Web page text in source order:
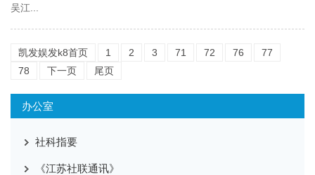
吴江...
凯发娱发k8首页 1 2 3 71 72 76
77
78
下一页 尾页
办公室
社科指要
《江苏社联通讯》